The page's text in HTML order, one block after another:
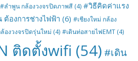
#ลำพูน กล้องวงจรปิดภาพสี (4) #วิธีคิดค่าแรง
ต้องการช่างไฟฟ้า (6) #เชียงใหม่ กล้อง
องวงจรปิดรุ่นใหม่ (4) #เดินท่อสายไฟEMT (4)
ติดตั้งwifi (54) #เดิน